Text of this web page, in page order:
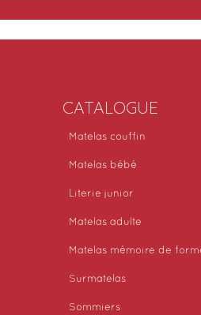
CATALOGUE
Matelas couffin
Matelas bébé
Literie junior
Matelas adulte
Matelas mémoire de
Surmatelas
Sommiers